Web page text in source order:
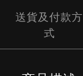
送貨及付款方
式